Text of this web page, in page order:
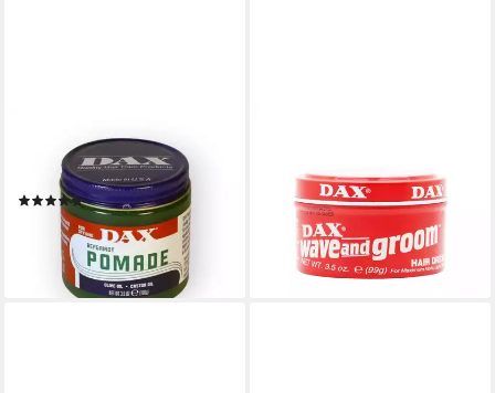
Haarwachs Dax Pomade
Bergamot
(2)
ab 6,50 €
lieferbar - in 2-3 Werktagen bei dir
Groom Hair Dress 99g
6,95 € UVP8,95 €
(7,02 €/ 100 g)
lieferbar - in 2-3 Werktagen bei dir